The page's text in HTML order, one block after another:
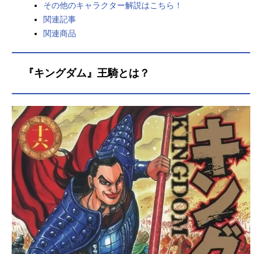
その他のキャラクター解説はこちら！
関連記事
関連商品
『キングダム』王騎とは？